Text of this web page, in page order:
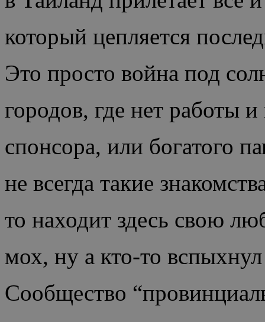
который цепляется
Это просто война под
городов, где нет работы
спонсора, или богатого
не всегда такие
то находит здесь свою
мох, ну а кто-то вспыхнул
Сообщество